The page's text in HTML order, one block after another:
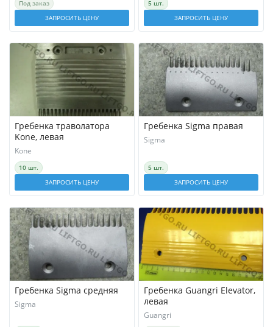
Под заказ
ЗАПРОСИТЬ ЦЕНУ
5 шт.
ЗАПРОСИТЬ ЦЕНУ
Гребенка траволатора
Kone, левая
Kone
10 шт.
ЗАПРОСИТЬ ЦЕНУ
Гребенка Sigma правая
Sigma
5 шт.
ЗАПРОСИТЬ ЦЕНУ
Гребенка Sigma средняя
Sigma
Гребенка Guangri Elevator,
левая
Guangri